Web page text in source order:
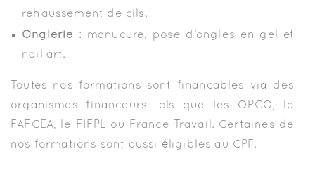
rehaussement de cils.
Onglerie
: manucure, pose d’ongles en gel et
nail art.
Toutes nos formations sont finançables via des
organismes financeurs tels que les OPCO, le
FAFCEA, le FIFPL ou France Travail. Certaines de
nos formations sont aussi éligibles au CPF.